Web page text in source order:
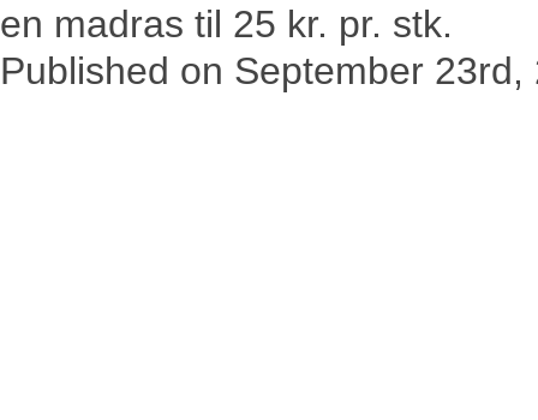
en madras til 25 kr. pr. stk.
Published on September 23rd,